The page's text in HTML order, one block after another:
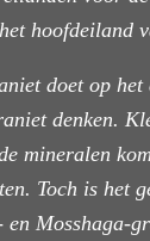
hoofdeiland
doet op het
denken.
mineralen
Toch is het
en Mosshaga-